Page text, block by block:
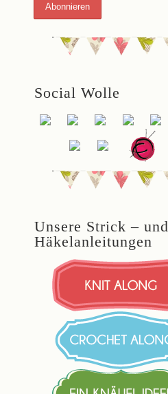
Social Wolle
Unsere Strick – und
Häkelanleitungen